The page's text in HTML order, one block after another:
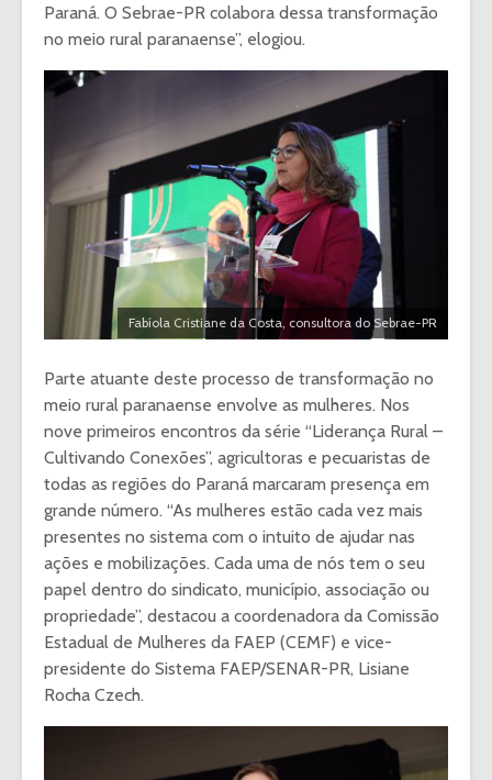
Paraná. O Sebrae-PR colabora dessa transformação
no meio rural paranaense”, elogiou.
Fabíola Cristiane da Costa, consultora do Sebrae-PR
Parte atuante deste processo de transformação no
meio rural paranaense envolve as mulheres. Nos
nove primeiros encontros da série “Liderança Rural –
Cultivando Conexões”, agricultoras e pecuaristas de
todas as regiões do Paraná marcaram presença em
grande número. “As mulheres estão cada vez mais
presentes no sistema com o intuito de ajudar nas
ações e mobilizações. Cada uma de nós tem o seu
papel dentro do sindicato, município, associação ou
propriedade”, destacou a coordenadora da Comissão
Estadual de Mulheres da FAEP (CEMF) e vice-
presidente do Sistema FAEP/SENAR-PR, Lisiane
Rocha Czech.